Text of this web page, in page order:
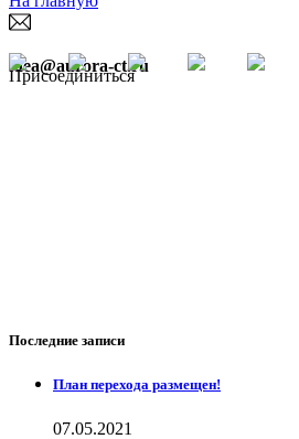
idea@aurora-ct.ru
Присоединиться
Последние записи
План перехода размещен!
07.05.2021